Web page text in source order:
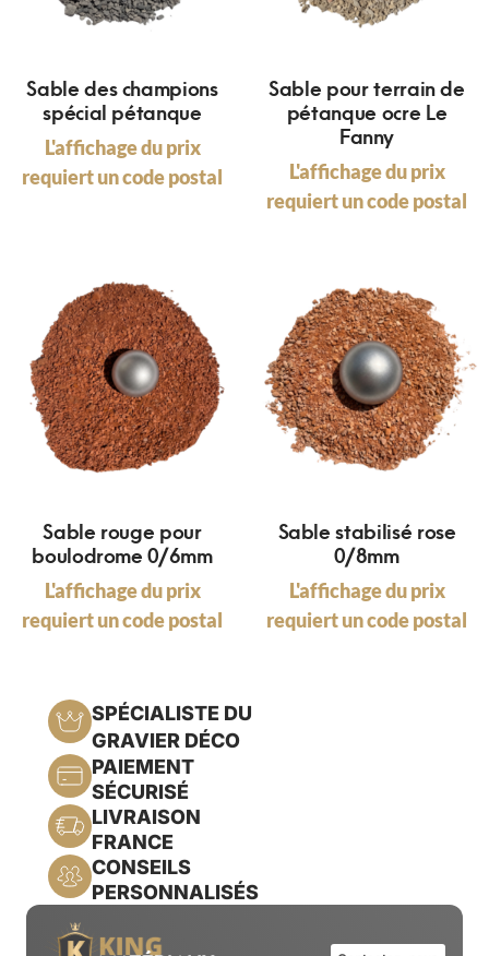
Sable des champions
spécial pétanque
L'affichage du prix
requiert un code postal
Sable pour terrain de
pétanque ocre Le
Fanny
L'affichage du prix
requiert un code postal
Sable rouge pour
boulodrome 0/6mm
L'affichage du prix
requiert un code postal
Sable stabilisé rose
0/8mm
L'affichage du prix
requiert un code postal
SPÉCIALISTE DU
GRAVIER DÉCO
PAIEMENT
SÉCURISÉ
LIVRAISON
FRANCE
CONSEILS
PERSONNALISÉS